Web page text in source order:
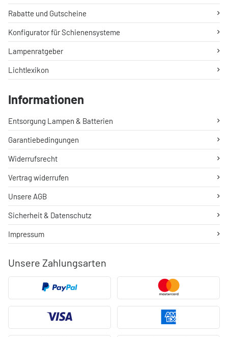
Unsere Zahlungsarten
Rabatte und Gutscheine
Konfigurator für Schienensysteme
Lampenratgeber
Lichtlexikon
Informationen
Entsorgung Lampen & Batterien
Garantiebedingungen
Widerrufsrecht
Vertrag widerrufen
Unsere AGB
Sicherheit & Datenschutz
Impressum